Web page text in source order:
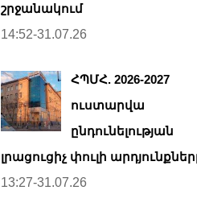
շրջանակում
14:52-31.07.26
ՀՊՄՀ. 2026-2027
ուստարվա
ընդունելության
լրացուցիչ փուլի
13:27-31.07.26